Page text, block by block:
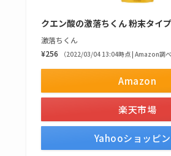
クエン酸の激落ちくん 粉末タイ
激落ちくん
¥256
（2022/03/04 13:04時点 | Amazon調べ
Amazon
楽天市場
Yahooショッピ